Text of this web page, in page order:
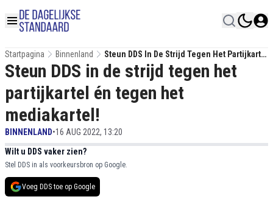
Startpagina Binnenland
Steun DDS In De Strijd Tegen Het Partijkartel
Én Tegen Het Mediakartel!
Steun DDS in de strijd tegen het
partijkartel én tegen het
mediakartel!
BINNENLAND•16 AUG 2022, 13:20
Wilt u DDS vaker zien?
Stel DDS in als voorkeursbron op Google.
Voeg DDS toe op Google